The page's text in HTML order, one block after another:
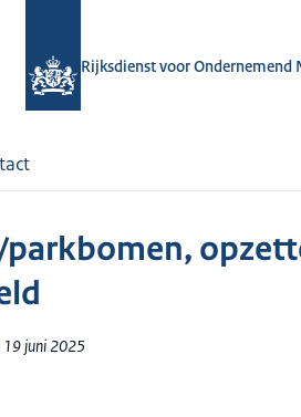
Rijksdienst voor Ondernemend
19 juni 2025